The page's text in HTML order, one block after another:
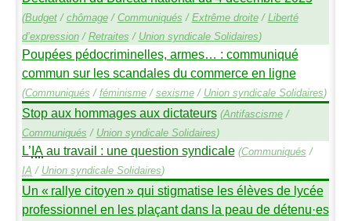
(Budget/ chômage/ Communiqués / Extrême droite/ Liberté
d’expression/ Retraites / Union syndicale Solidaires)
Poupées pédocriminelles, armes… : communiqué
commun sur les scandales du commerce en ligne
(Communiqués / féminisme/ sexisme/ Union syndicale Solidaires)
Stop aux hommages aux dictateurs (Antifascisme/
Communiqués / Union syndicale Solidaires)
L’IAau travail : une question syndicale (Communiqués /
IA / Union syndicale Solidaires)
Un « rallye citoyen » qui stigmatise les élèves de lycée
professionnel en les plaçant dans la peau de détenu·es